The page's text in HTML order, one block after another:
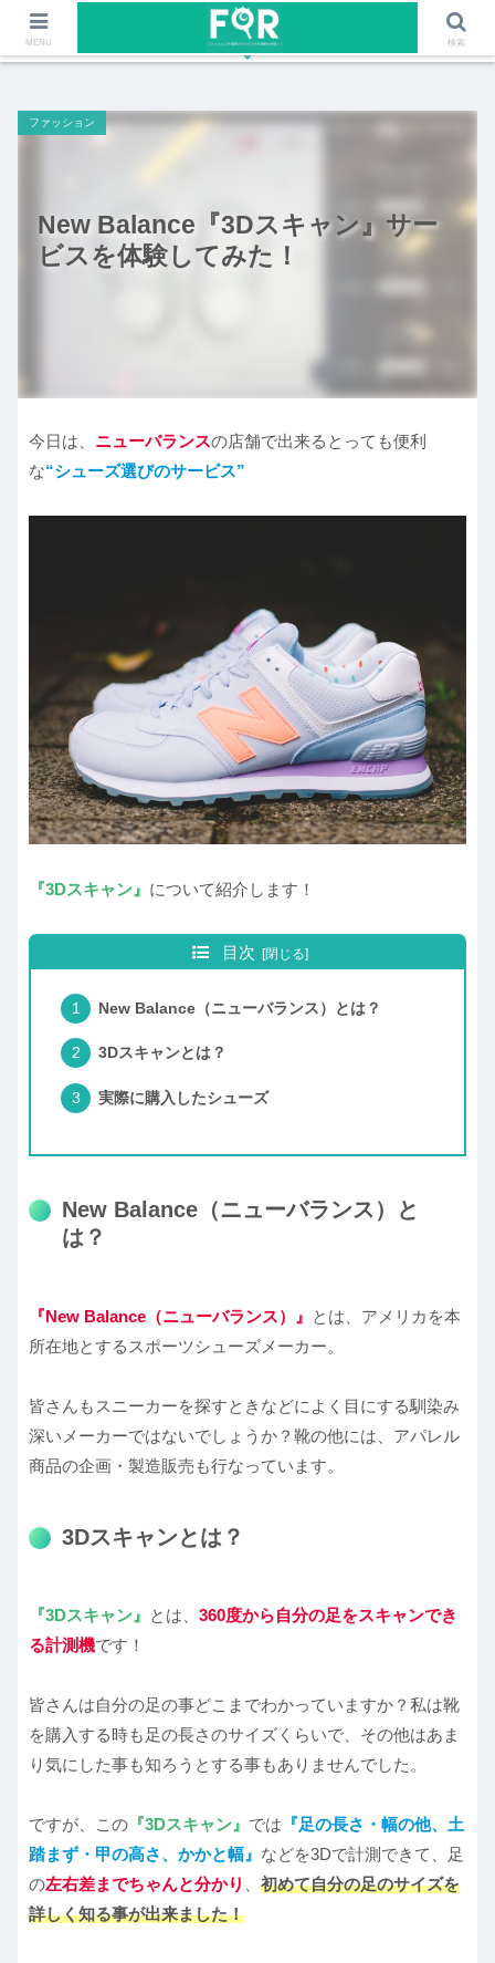
ファッションや福岡のワクワクする情報を発信！！
New Balance『3Dスキャン』サー
ビスを体験してみた！
ファッション
今日は、 ニューバランスの店舗で出来るとっても便利
な“シューズ選びのサービス”
『3Dスキャン』 について紹介します！
目次
New Balance（ニューバランス）とは？
3Dスキャンとは？
実際に購入したシューズ
New Balance（ニューバランス）と
は？
『New Balance （ニューバランス）』 とは、アメリカを本
所在地とするスポーツシューズメーカー。
皆さんもスニーカーを探すときなどによく目にする馴染み
深いメーカーではないでしょうか？靴の他には、アパレル
商品の企画・製造販売も行なっています。
3Dスキャンとは？
『3Dスキャン』 とは、 360度から自分の足をスキャンでき
る計測機です！
皆さんは自分の足の事どこまでわかっていますか？私は靴
を購入する時も足の長さのサイズくらいで、その他はあま
り気にした事も知ろうとする事もありませんでした。
ですが、この 『3Dスキャン』 では 『足の長さ・幅の他、土
踏まず・甲の高さ、かかと幅』 などを3Dで計測できて、足
の左右差までちゃんと分かり
初めて自分の足のサイズを
詳しく知る事が出来ました！
MENU 検索